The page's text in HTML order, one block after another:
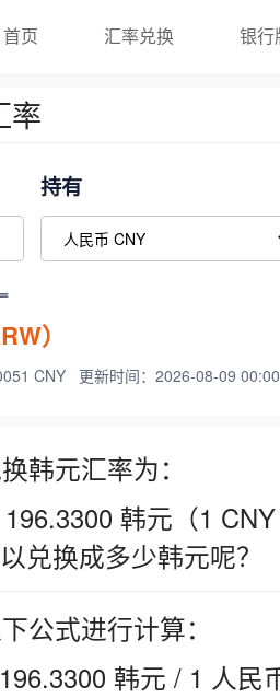
首页 汇率兑换 银行
率
持有
）
CNY 更新时间：2026-08-09
韩元汇率为：
韩元（1
兑换成多少韩元呢？
公式进行计算：
韩元 / 1 人民